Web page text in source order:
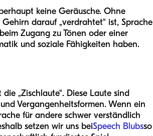
keine Geräusche. Ohne
darauf „verdrahtet“ ist, Sprache
Zugang zu Tönen oder einer
und soziale Fähigkeiten haben.
„Zischlaute“. Diese Laute sind
Vergangenheitsformen. Wenn ein
für andere schwer verständlich
setzen wir uns beiSpeech Blubsso